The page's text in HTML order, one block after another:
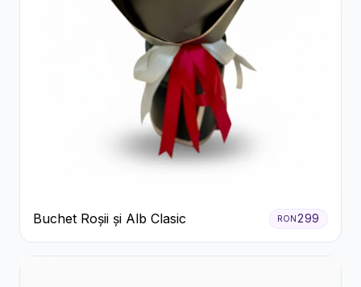
Buchet Roșii și Alb Clasic RON299